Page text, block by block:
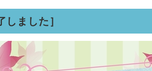
しました］